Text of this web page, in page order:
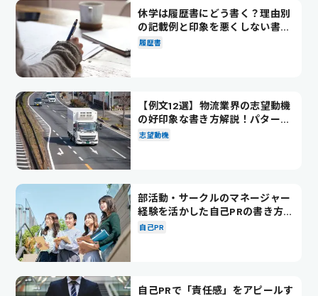
休学は履歴書にどう書く？理由別
の記載例と印象を悪くしない書き
方を解説
履歴書
【例文12選】物流業界の志望動機
の好印象な書き方解説！パターン
別の例文も紹介
志望動機
部活動・サークルのマネージャー
経験を活かした自己PRの書き方を
徹底解説！
自己PR
自己PRで「責任感」をアピールす